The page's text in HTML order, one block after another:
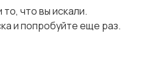
что вы искали.
и попробуйте еще раз.